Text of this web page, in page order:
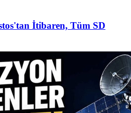
İtibaren, Tüm SD